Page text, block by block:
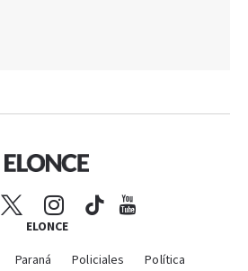
ELONCE
Paraná Policiales
Política